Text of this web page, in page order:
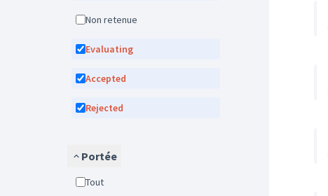
Non retenue
Evaluating
Accepted
Rejected
Portée
Tout